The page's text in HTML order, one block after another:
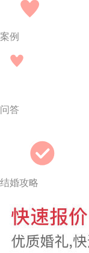
案例
问答
结婚攻略